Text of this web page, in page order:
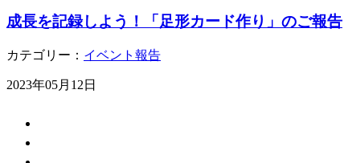
成長を記録しよう！「足形カード作り」のご報告
カテゴリー： イベント報告
2023年05月12日